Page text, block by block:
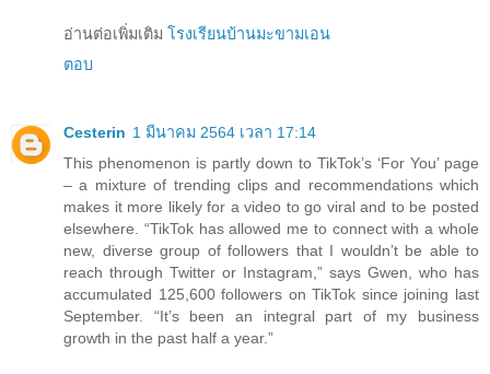
อ่านต่อเพิ่มเติม โรงเรียนบ้านมะขามเอน
ตอบ
Cesterin 1 มีนาคม 2564 เวลา 17:14
This phenomenon is partly down to TikTok’s ‘For You’ page
– a mixture of trending clips and recommendations which
makes it more likely for a video to go viral and to be posted
elsewhere. “TikTok has allowed me to connect with a whole
new, diverse group of followers that I wouldn’t be able to
reach through Twitter or Instagram,” says Gwen, who has
accumulated 125,600 followers on TikTok since joining last
September. “It’s been an integral part of my business
growth in the past half a year.”